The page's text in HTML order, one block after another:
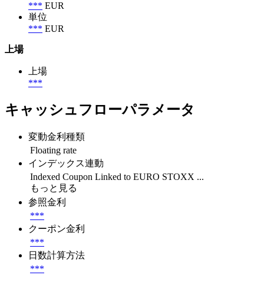
*** EUR
単位
*** EUR
上場
上場
***
キャッシュフローパラメータ
変動金利種類
Floating rate
インデックス連動
Indexed Coupon Linked to EURO STOXX ...
もっと見る
参照金利
***
クーポン金利
***
日数計算方法
***